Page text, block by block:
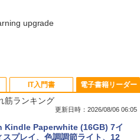
upgrade
MacBook Neo A18 Proチッ
インチノートブック：AIとAppl
ペイドカード 10,000円 デジタ
【旧 Xbox ギフトカード】 [オ
IT入門書
スポート公式テキスト 第４版
電子書籍リーダー
筋ランキング
更新日時：2026/08/06 06:05
Kindle Paperwhite (16GB) 7イ
スプレイ、色調調節ライト、12